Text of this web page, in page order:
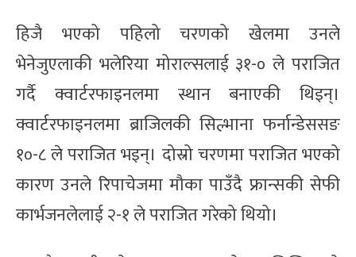
हिजै भएको पहिलो चरणको खेलमा उनले
भेनेजुएलाकी भलेरिया मोराल्सलाई ३१-० ले पराजित
गर्दै क्वार्टरफाइनलमा स्थान बनाएकी थिइन्।
क्वार्टरफाइनलमा ब्राजिलकी सिल्भाना फर्नान्डेससङ
१०-८ ले पराजित भइन्। दोस्रो चरणमा पराजित भएको
कारण उनले रिपाचेजमा मौका पाउँदै फ्रान्सकी सेफी
कार्भजनलेलाई २-१ ले पराजित गरेको थियो।